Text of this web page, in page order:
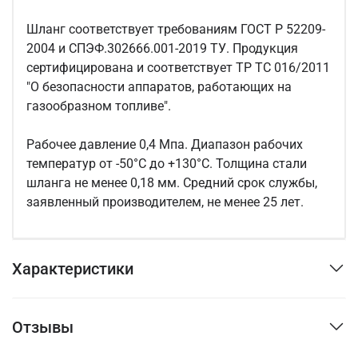
Шланг соответствует требованиям ГОСТ Р 52209-
2004 и СПЭФ.302666.001-2019 ТУ. Продукция
сертифицирована и соответствует ТР ТС 016/2011
"О безопасности аппаратов, работающих на
газообразном топливе".
Рабочее давление 0,4 Мпа. Диапазон рабочих
температур от -50°C до +130°C. Толщина стали
шланга не менее 0,18 мм. Средний срок службы,
заявленный производителем, не менее 25 лет.
Характеристики
Отзывы